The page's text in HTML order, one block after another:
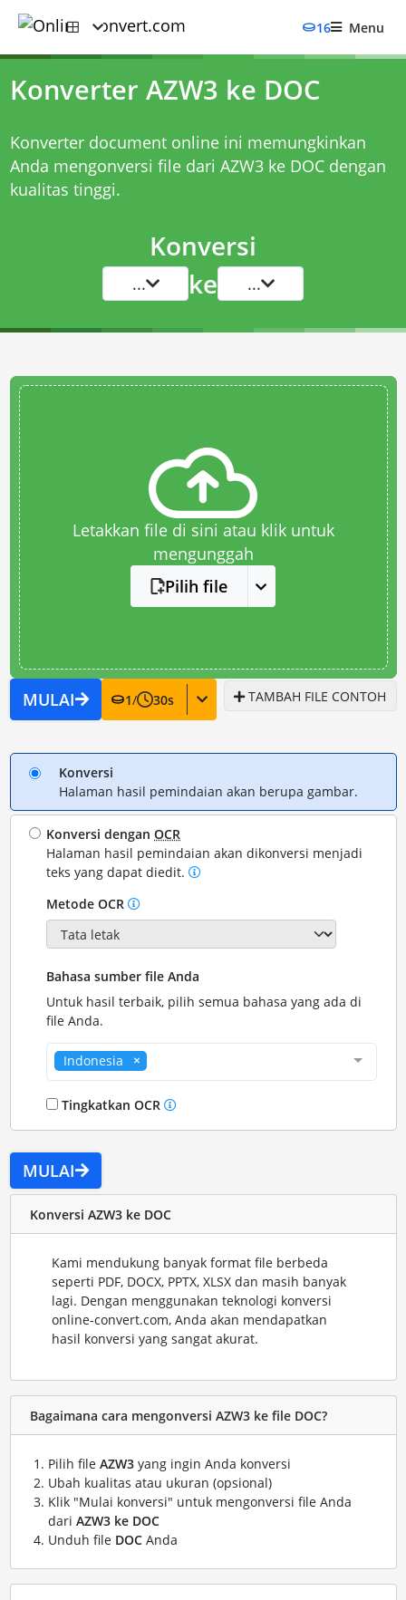
16 Menu
Konverter AZW3 ke DOC
Konverter document online ini memungkinkan
Anda mengonversi file dari AZW3 ke DOC dengan
kualitas tinggi.
Konversi
... ke ...
Letakkan file di sini atau klik untuk
mengunggah
Pilih file
MULAI 1/ 30s TAMBAH FILE CONTOH
Konversi
Halaman hasil pemindaian akan berupa gambar.
Konversi denganOCR
Halaman hasil pemindaian akan dikonversi menjadi
teks yang dapat diedit.
Metode OCR
Bahasa sumber file Anda
Untuk hasil terbaik, pilih semua bahasa yang ada di
file Anda.
Indonesia
Tingkatkan OCR
MULAI
Konversi AZW3 ke DOC
Kami mendukung banyak format file berbeda
seperti PDF, DOCX, PPTX, XLSX dan masih banyak
lagi. Dengan menggunakan teknologi konversi
online-convert.com, Anda akan mendapatkan
hasil konversi yang sangat akurat.
Bagaimana cara mengonversi AZW3 ke file DOC?
Pilih file AZW3yang ingin Anda konversi
Ubah kualitas atau ukuran (opsional)
Klik "Mulai konversi" untuk mengonversi file Anda
dari AZW3 ke DOC
Unduh file DOCAnda